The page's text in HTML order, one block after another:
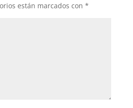
están marcados con *